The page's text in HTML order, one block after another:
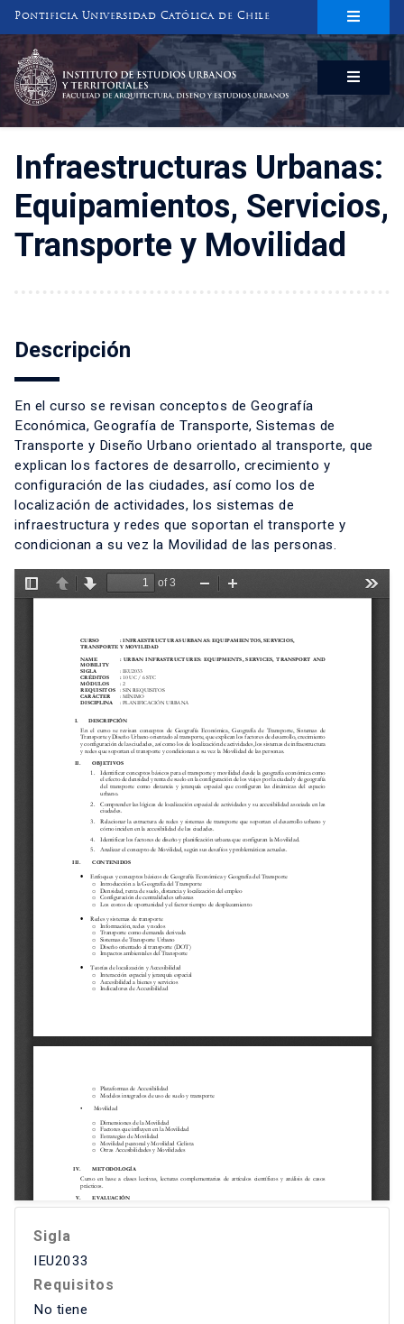
Pontificia Universidad Católica de Chile
INSTITUTO DE ESTUDIOS URBANOS
Y TERRITORIALES
FACULTAD DE ARQUITECTURA, DISEÑO Y ESTUDIOS URBANOS
Infraestructuras Urbanas:
Equipamientos, Servicios,
Transporte y Movilidad
Descripción
En el curso se revisan conceptos de Geografía
Económica, Geografía de Transporte, Sistemas de
Transporte y Diseño Urbano orientado al transporte, que
explican los factores de desarrollo, crecimiento y
configuración de las ciudades, así como los de
localización de actividades, los sistemas de
infraestructura y redes que soportan el transporte y
condicionan a su vez la Movilidad de las personas.
Sigla
IEU2033
Requisitos
No tiene